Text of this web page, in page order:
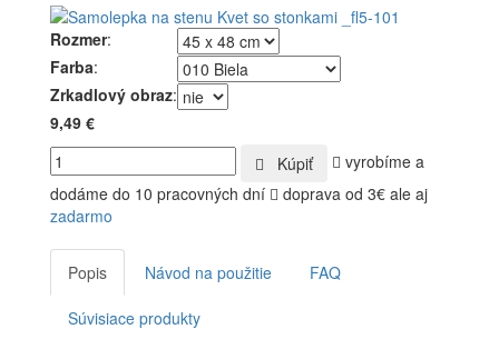
Rozmer:
Farba:
Zrkadlový obraz:
9,49 €
Kúpiť
vyrobíme a
dodáme do 10 pracovných dní
doprava od 3€ ale aj
zadarmo
Popis Návod na použitie FAQ
Súvisiace produkty